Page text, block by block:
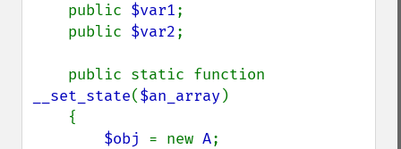
    public
$var1;
    public
$var2;
__set_state($an_array)
$obj = new A;